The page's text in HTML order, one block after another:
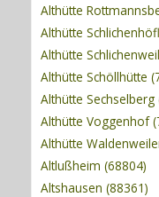
Althütte
Althütte
Althütte
Althütte Schöllhütte
Althütte Sechselberg
Althütte Voggenhof
Althütte
Altlußheim (68804)
Altshausen (88361)